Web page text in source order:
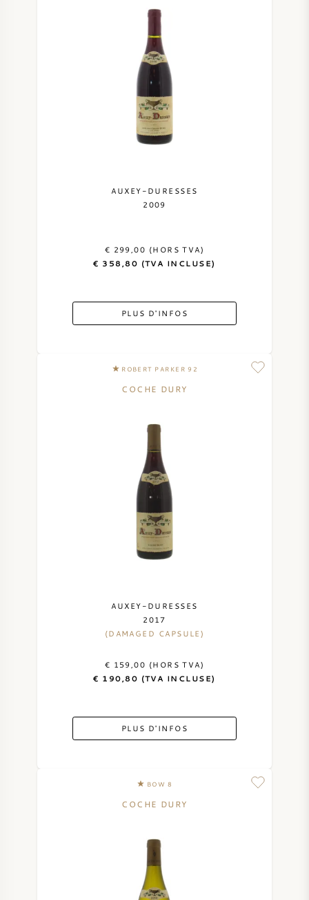
VIN ALLEMAND
VIN AMÉRICAIN
VIN AUTRICHIEN
AUXEY-DURESSES
2009
€ 299,00 (HORS TVA)
€ 358,80 (TVA INCLUSE)
PLUS D'INFOS
ROBERT PARKER 92
COCHE DURY
AUXEY-DURESSES
2017
(DAMAGED CAPSULE)
€ 159,00 (HORS TVA)
€ 190,80 (TVA INCLUSE)
PLUS D'INFOS
BOW 8
COCHE DURY